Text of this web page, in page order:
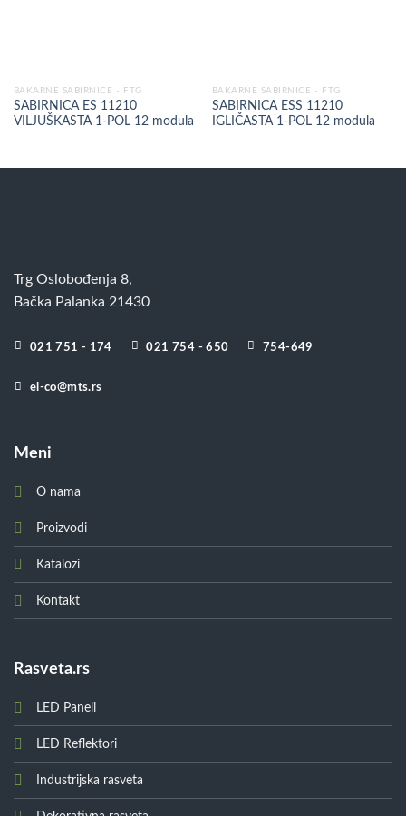
BAKARNE SABIRNICE - FTG
SABIRNICA ES 11210
VILJUŠKASTA 1-POL 12 modula
BAKARNE SABIRNICE - FTG
SABIRNICA ESS 11210
IGLIČASTA 1-POL 12 modula
Trg Oslobođenja 8,
Bačka Palanka 21430
021 751 - 174 021 754 - 650 754-649
el-co@mts.rs
Meni
O nama
Proizvodi
Katalozi
Kontakt
Rasveta.rs
LED Paneli
LED Reflektori
Industrijska rasveta